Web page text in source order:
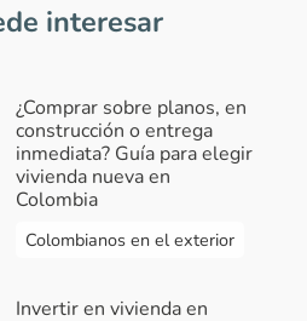
interesar
¿Comprar sobre planos, en
construcción o entrega
inmediata? Guía para elegir
vivienda nueva en
Colombia
Colombianos en el exterior
Invertir en vivienda en